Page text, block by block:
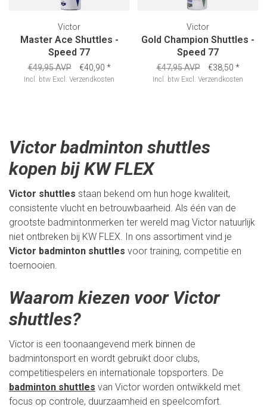
Victor
Master Ace Shuttles -
Speed 77
€49,95 AVP €40,90 *
Incl. btw Excl. Verzendkosten
Victor
Gold Champion Shuttles -
Speed 77
€47,95 AVP €38,50 *
Incl. btw Excl. Verzendkosten
Victor badminton shuttles
kopen bij KW FLEX
Victor shuttles staan bekend om hun hoge kwaliteit,
consistente vlucht en betrouwbaarheid. Als één van de
grootste badmintonmerken ter wereld mag Victor natuurlijk
niet ontbreken bij KW FLEX. In ons assortiment vind je
Victor badminton shuttles voor training, competitie en
toernooien.
Waarom kiezen voor Victor
shuttles?
Victor is een toonaangevend merk binnen de
badmintonsport en wordt gebruikt door clubs,
competitiespelers en internationale topsporters. De
badminton shuttles van Victor worden ontwikkeld met
focus op controle, duurzaamheid en speelcomfort.